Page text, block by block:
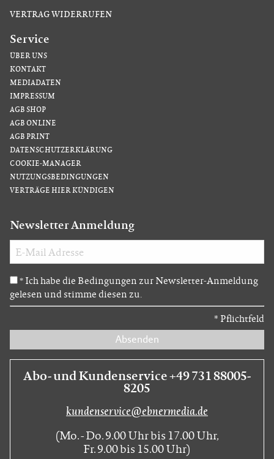
VERTRAG WIDERRUFEN
Service
ÜBER UNS
KONTAKT
MEDIADATEN
IMPRESSUM
AGB SHOP
AGB ONLINE
AGB PRINT
DATENSCHUTZERKLÄRUNG
COOKIE-MANAGER
NUTZUNGSBEDINGUNGEN
VERTRÄGE HIER KÜNDIGEN
Newsletter Anmeldung
* Ich habe die Bedingungen zur Newsletter-Anmeldung
gelesen und stimme diesen zu.
* Pflichtfeld
Absenden
Abo- und Kundenservice +49 731 88005-
8205
kundenservice@ebnermedia.de
(Mo. - Do. 9.00 Uhr bis 17.00 Uhr,
Fr. 9.00 bis 15.00 Uhr)